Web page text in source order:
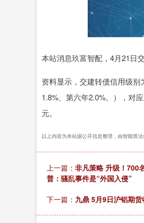
本站消息玖富智配，4月21日
资料显示，交建转债信用级别
1.8%、第六年2.0%。），对
元。
以上内容为本站据公开信息整理，由智能算
上一篇： 非凡策略 升级！700
普：骚乱事件是“外国入侵”
下一篇： 九鼎 5月9日沪铝期
0.57% 深证成指